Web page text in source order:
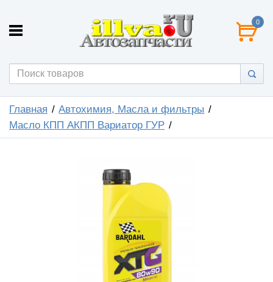
0
Главная
Автохимия, Масла и фильтры
Масло КПП АКПП Вариатор ГУР